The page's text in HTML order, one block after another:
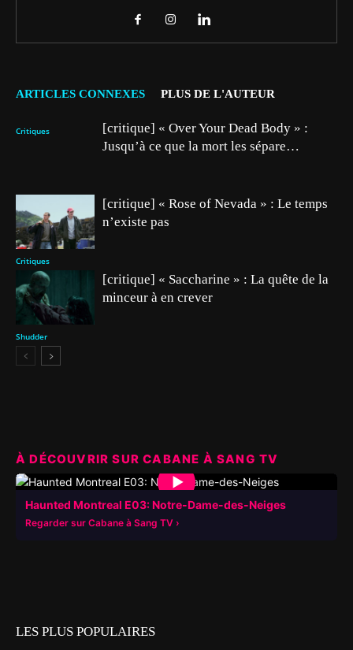
ARTICLES CONNEXES PLUS DE L'AUTEUR
Critiques
[critique] « Over Your Dead Body » :
Jusqu’à ce que la mort les sépare…
Critiques
[critique] « Rose of Nevada » : Le temps
n’existe pas
Shudder
[critique] « Saccharine » : La quête de la
minceur à en crever
À DÉCOUVRIR SUR CABANE À SANG TV
▶
Haunted Montreal E03: Notre-Dame-des-Neiges
Regarder sur Cabane à Sang TV
LES PLUS POPULAIRES